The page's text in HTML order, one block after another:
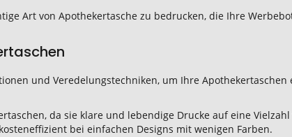
Art von Apothekertasche zu bedrucken, die Ihre
und Veredelungstechniken, um Ihre
da sie klare und lebendige Drucke auf eine
bei einfachen Designs mit wenigen Farben.